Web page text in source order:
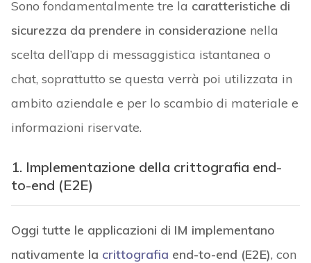
Sono fondamentalmente tre la caratteristiche di
sicurezza da prendere in considerazione nella
scelta dell’app di messaggistica istantanea o
chat, soprattutto se questa verrà poi utilizzata in
ambito aziendale e per lo scambio di materiale e
informazioni riservate.
1. Implementazione della crittografia end-
to-end (E2E)
Oggi tutte le applicazioni di IM implementano
nativamente la crittografia end-to-end (E2E), con